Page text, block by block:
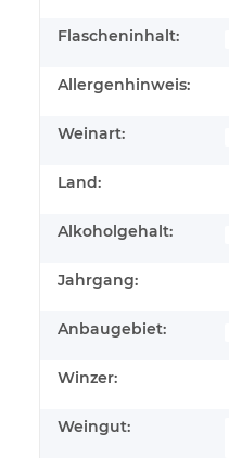
Flascheninhalt:
Allergenhinweis:
Weinart:
Land:
Alkoholgehalt:
Jahrgang:
Anbaugebiet:
Winzer:
Weingut: